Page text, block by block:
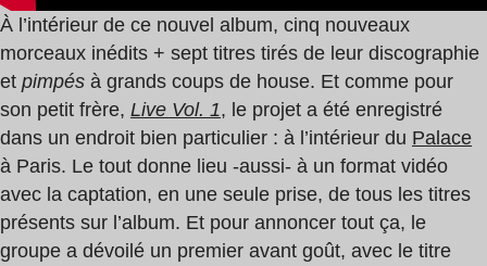
À l’intérieur de ce nouvel album, cinq nouveaux
morceaux inédits + sept titres tirés de leur discographie
et pimpés à grands coups de house. Et comme pour
son petit frère, Live Vol. 1, le projet a été enregistré
dans un endroit bien particulier : à l’intérieur du Palace
à Paris. Le tout donne lieu -aussi- à un format vidéo
avec la captation, en une seule prise, de tous les titres
présents sur l’album. Et pour annoncer tout ça, le
groupe a dévoilé un premier avant goût, avec le titre